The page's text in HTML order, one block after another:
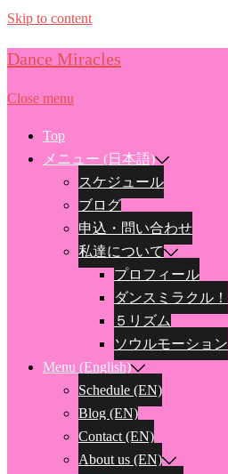
Skip to content
Dance Miracles
Close menu
Top
メニュー (日本語)
スケジュール
ブログ
申込・問い合わせ
私達について
プロフィール
ダンスミラクル！
５リズム
ソウルモーション
Menu (English)
Schedule (EN)
Blog (EN)
Contact (EN)
About us (EN)